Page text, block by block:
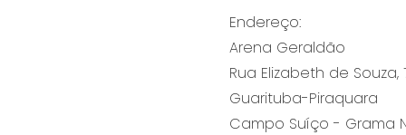
Endereço:
Arena Geraldão
Rua Elizabeth de Souza,
Guarituba-Piraquara
Campo Suíço - Grama